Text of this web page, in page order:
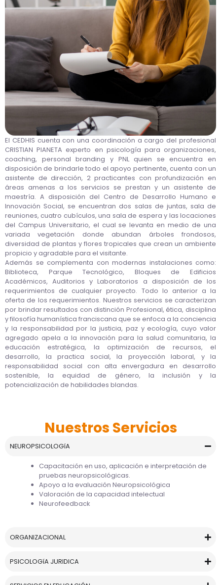
El CEDHIS cuenta con una coordinación a cargo del profesional
CRISTIAN PIANETA experto en psicología para organizaciones,
coaching, personal branding y PNL quien se encuentra en
disposición de brindarle todo el apoyo pertinente, cuenta con un
asistente de dirección, 2 practicantes con profundización en
áreas amenas a los servicios se prestan y un asistente de
maestría. A disposición del Centro de Desarrollo Humano e
Innovación Social, se encuentran dos salas de juntas, sala de
reuniones, cuatro cubículos, una sala de espera y las locaciones
del Campus Universitario, el cual se levanta en medio de una
variada vegetación donde abundan árboles frondosos,
diversidad de plantas y flores tropicales que crean un ambiente
propicio y agradable para el visitante.
Además se complementa con modernas instalaciones como:
Biblioteca, Parque Tecnológico, Bloques de Edificios
Académicos, Auditorios y Laboratorios a disposición de los
requerimientos de cualquier proyecto. Todo lo anterior a la
oferta de los requerimientos. Nuestros servicios se caracterizan
por brindar resultados con distinción Profesional, ética, disciplina
y filosofía humanística franciscana que se enfoca a la conciencia
y la responsabilidad por la justicia, paz y ecología, cuyo valor
agregado apela a la innovación para la salud comunitaria, la
educación estratégica, la optimización de recursos, el
desarrollo, la practica social, la proyección laboral, y la
responsabilidad social con alta envergadura en desarrollo
sostenible, la equidad de género, la inclusión y la
potencialización de habilidades blandas.
Nuestros Servicios
NEUROPSICOLOGíA
Capacitación en uso, aplicación e interpretación de
pruebas neuropsicológicas.
Apoyo a la evaluación Neuropsicológica
Valoración de la capacidad intelectual
Neurofeedback
ORGANIZACIONAL
PSICOLOGíA JURIDICA